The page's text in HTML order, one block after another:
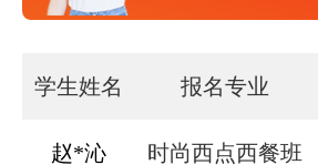
学生姓名 报名专业
刘*锦 中西式面点班